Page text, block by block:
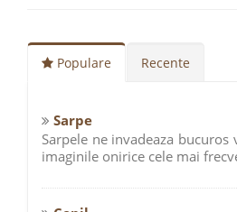
Populare Recente
Sarpe
Sarpele ne invadeaza bucuros
imaginile onirice cele mai